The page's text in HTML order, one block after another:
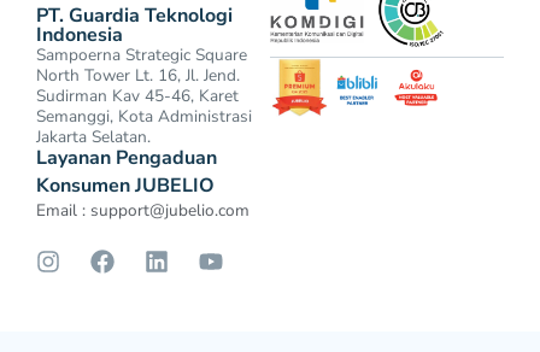
PT. Guardia Teknologi
Indonesia
Sampoerna Strategic Square
North Tower Lt. 16, Jl. Jend.
Sudirman Kav 45-46, Karet
Semanggi, Kota Administrasi
Jakarta Selatan.
Layanan Pengaduan
Konsumen JUBELIO
Email : support@jubelio.com